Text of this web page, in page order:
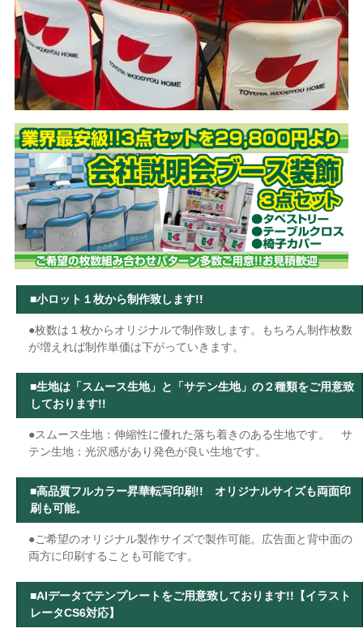
■小ロット１枚から制作致します!!
●枚数は１枚からオリジナルで制作致します。もちろん制作枚数
が増えれば制作単価は下がっていきます。
■生地は「スムース生地」と「サテン生地」の２種類をご用意致
しております!!
●スムース生地：伸縮性に優れた落ち着きのある生地です。 サ
テン生地：光沢感があり発色が良い生地です。
■高品質フルカラー昇華転写印刷!! オリジナルサイズも両面印
刷も可能。
●ご希望のオリジナル製作サイズで製作可能。広告面と背中面の
両方に印刷することも可能です。
■AIデータでテンプレートをご用意致しております!! 【イラスト
レータCS6対応】